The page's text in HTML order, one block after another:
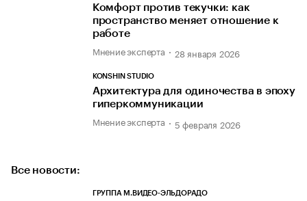
Комфорт против текучки: как
пространство меняет отношение к
работе
Мнение эксперта 28 января 2026
KONSHIN STUDIO
Архитектура для одиночества в эпоху
гиперкоммуникации
Мнение эксперта 5 февраля 2026
Все новости:
ГРУППА М.ВИДЕО-ЭЛЬДОРАДО